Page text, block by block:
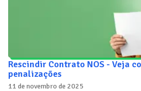
Rescindir Contrato NOS - Veja
penalizações
11 de novembro de 2025